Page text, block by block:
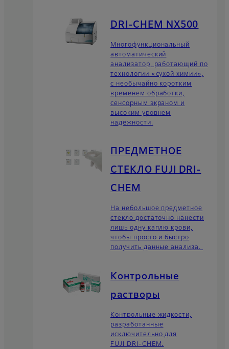
DRI-CHEM NX500
Многофункциональный
автоматический
анализатор, работающий по
технологии «сухой химии»,
с необычайно коротким
временем обработки,
сенсорным экраном и
высоким уровнем
надежности.
ПРЕДМЕТНОЕ
СТЕКЛО FUJI DRI-
CHEM
На небольшое предметное
стекло достаточно нанести
лишь одну каплю крови,
чтобы просто и быстро
получить данные анализа.
Контрольные
растворы
Контрольные жидкости,
разработанные
исключительно для
FUJI DRI-CHEM.